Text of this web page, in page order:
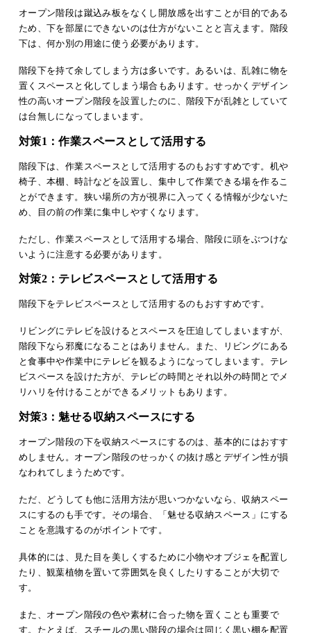
オープン階段は蹴込み板をなくし開放感を出すことが目的である
ため、下を部屋にできないのは仕方がないことと言えます。階段
下は、何か別の用途に使う必要があります。
階段下を持て余してしまう方は多いです。あるいは、乱雑に物を
置くスペースと化してしまう場合もあります。せっかくデザイン
性の高いオープン階段を設置したのに、階段下が乱雑としていて
は台無しになってしまいます。
対策1：作業スペースとして活用する
階段下は、作業スペースとして活用するのもおすすめです。机や
椅子、本棚、時計などを設置し、集中して作業できる場を作るこ
とができます。狭い場所の方が視界に入ってくる情報が少ないた
め、目の前の作業に集中しやすくなります。
ただし、作業スペースとして活用する場合、階段に頭をぶつけな
いように注意する必要があります。
対策2：テレビスペースとして活用する
階段下をテレビスペースとして活用するのもおすすめです。
リビングにテレビを設けるとスペースを圧迫してしまいますが、
階段下なら邪魔になることはありません。また、リビングにある
と食事中や作業中にテレビを観るようになってしまいます。テレ
ビスペースを設けた方が、テレビの時間とそれ以外の時間とでメ
リハリを付けることができるメリットもあります。
対策3：魅せる収納スペースにする
オープン階段の下を収納スペースにするのは、基本的にはおすす
めしません。オープン階段のせっかくの抜け感とデザイン性が損
なわれてしまうためです。
ただ、どうしても他に活用方法が思いつかないなら、収納スペー
スにするのも手です。その場合、「魅せる収納スペース」にする
ことを意識するのがポイントです。
具体的には、見た目を美しくするために小物やオブジェを配置し
たり、観葉植物を置いて雰囲気を良くしたりすることが大切で
す。
また、オープン階段の色や素材に合った物を置くことも重要で
す。たとえば、スチールの黒い階段の場合は同じく黒い棚を配置